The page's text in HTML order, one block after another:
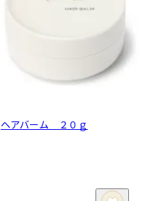
ヘアバーム ２０ｇ